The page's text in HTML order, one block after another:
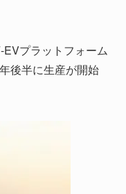
EVプラットフォーム
後半に生産が開始